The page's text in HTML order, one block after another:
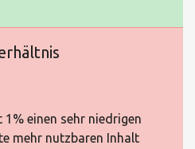
einen sehr niedrigen
mehr nutzbaren Inhalt